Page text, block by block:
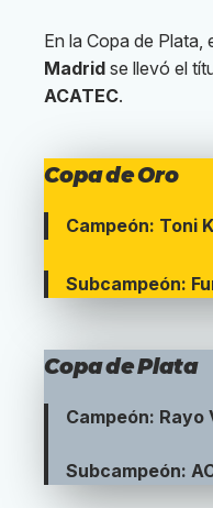
En la Copa de Plata,
Madrid se llevó el
ACATEC.
Copa de Oro
Campeón: Toni
Subcampeón:
Copa de Plata
Campeón:
Subcampeón: